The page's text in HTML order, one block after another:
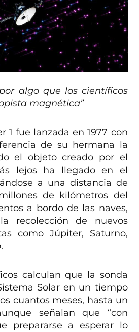
algo que los científicos
magnética”
1 fue lanzada en 1977 con
de su hermana la
el objeto creado por el
lejos ha llegado en el
a una distancia de
de kilómetros del
a bordo de las naves,
recolección de nuevos
como Júpiter, Saturno,
calculan que la sonda
Solar en un tiempo
cuantos meses, hasta un
señalan que “con
prepararse a esperar lo